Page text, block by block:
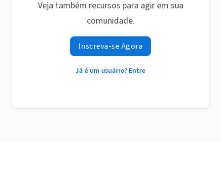
Veja também recursos para agir em sua
comunidade.
Inscreva-se Agora
Já é um usuário? Entre